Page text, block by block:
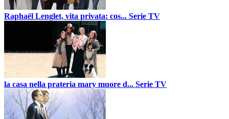
Raphaël Lenglet, vita privata: cos... Serie TV
la casa nella prateria mary muore d... Serie TV